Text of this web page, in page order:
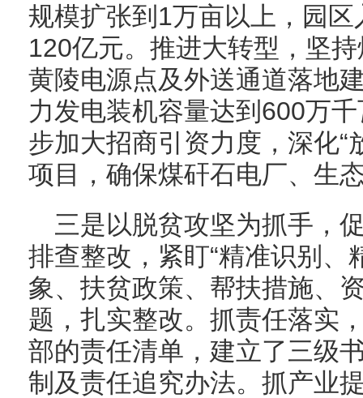
规模扩张到1万亩以上，园
120亿元。推进大转型，坚
黄陵电源点及外送通道落地
力发电装机容量达到600万
步加大招商引资力度，深化“
项目，确保煤矸石电厂、生
三是以脱贫攻坚为抓手，
排查整改，紧盯“精准识别、
象、扶贫政策、帮扶措施、
题，扎实整改。抓责任落实
部的责任清单，建立了三级
制及责任追究办法。抓产业